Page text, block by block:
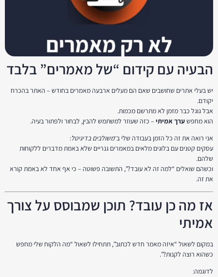
הבעיה עם קידום “של מאמרים” בלבד
יש בעלי אתרים שחושבים שאם הם מעלים ארבעה מאמרים בחודש – האתר בהכרח
יקודם.
אבל גוגל כבר מזמן לא מתרשם מכמות.
הוא מחפשערך אמיתי – כזה שעוזר למשתמש להבין, לבחור ולפתור בעיה.
אני רואה את זה כל הזמן בעבודה שלי ב־משולבים בדיגיטל:
עסקים קטנים עם בלוגים מלאים במאמרים גנריים שלא באמת מדברים ללקוחות
שלהם.
וכשהם שואלים “למה זה לא עובד?”, התשובה פשוטה – כי אף אחד לא באמת קורא
את זה.
אז מה כן עובד? תוכן שמבוסס על צורך
אמיתי
במקום לשאול “איזה מאמר חדש לכתוב”, תתחילו לשאול “מה הלקוח שלי מחפש
כשהוא רוצה לקנות?”.
לדוגמה: